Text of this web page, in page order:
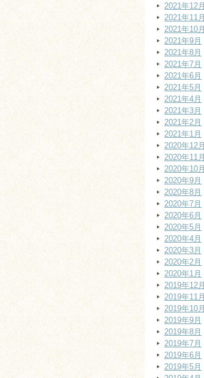
2021年12月
2021年11月
2021年10月
2021年9月
2021年8月
2021年7月
2021年6月
2021年5月
2021年4月
2021年3月
2021年2月
2021年1月
2020年12月
2020年11月
2020年10月
2020年9月
2020年8月
2020年7月
2020年6月
2020年5月
2020年4月
2020年3月
2020年2月
2020年1月
2019年12月
2019年11月
2019年10月
2019年9月
2019年8月
2019年7月
2019年6月
2019年5月